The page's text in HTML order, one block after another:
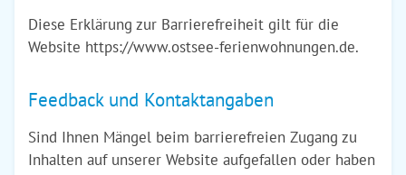
Diese Erklärung zur Barrierefreiheit gilt für die
Website https://www.ostsee-ferienwohnungen.de.
Feedback und Kontaktangaben
Sind Ihnen Mängel beim barrierefreien Zugang zu
Inhalten auf unserer Website aufgefallen oder haben